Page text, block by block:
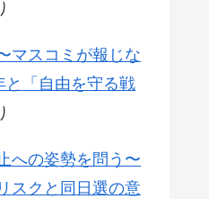
マスコミが報じな
と「自由を守る戦
への姿勢を問う〜
スクと同日選の意